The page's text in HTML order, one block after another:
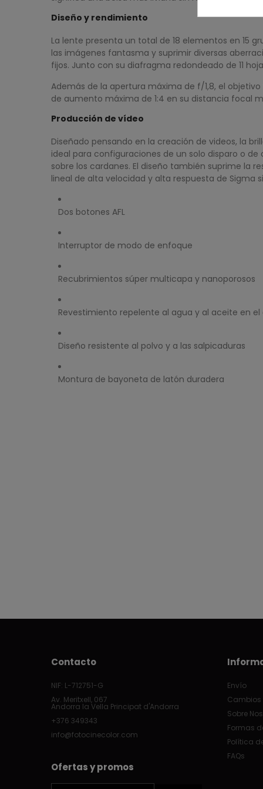
Diseño y rendimiento
La lente presenta un total de 18 elementos en 15
las imágenes fantasma y suprimir diversas
fijos. Junto con su diafragma redondeado de 11
Además de la apertura máxima de f/1,8, el
de aumento máxima de 1:4 en su distancia focal
Producción de vídeo
Diseñado pensando en la creación de videos, la
ideal para configuraciones de un solo disparo o
sobre los cardanes. El diseño también suprime la
lineal de alta velocidad y alta respuesta de Sigma
Dos botones AFL
Interruptor de modo de enfoque
Recubrimientos súper multicapa y nanoporosos
Revestimiento repelente al agua y al aceite en
Diseño resistente al polvo y a las salpicaduras
Montura de bayoneta de latón duradera
Contacto
NIF: L-712751-G
Av. Meritxell, 067
Andorra la Vella Principat d'Andorra
+376 349343
info@fotocinecolor.com
Ofertas y promos
Envío
Cambios
Sobre
Formas
Política
FAQs